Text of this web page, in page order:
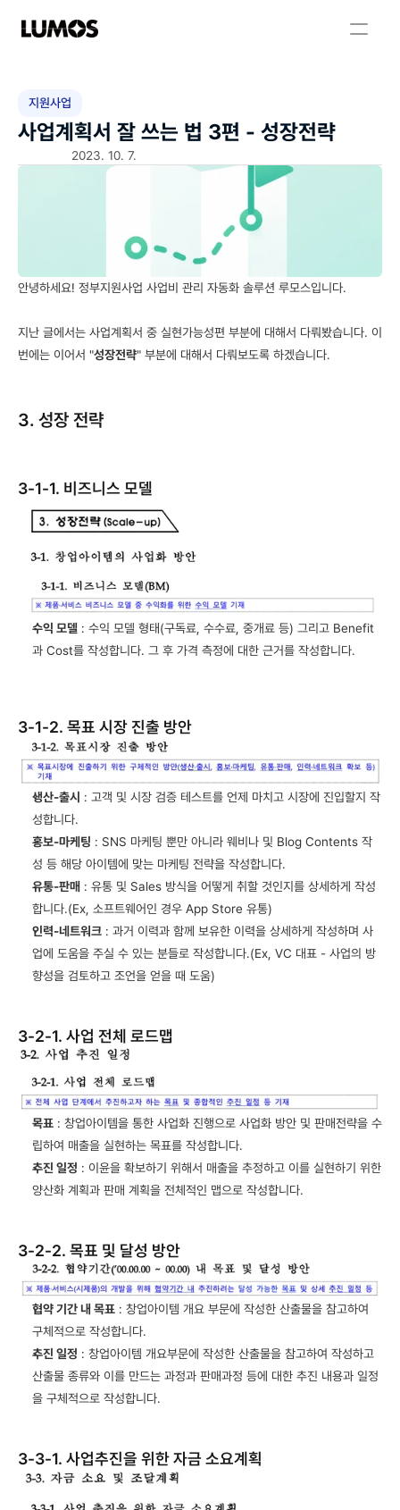
지원사업
사업계획서 잘 쓰는 법 3편 - 성장전략
2023. 10. 7.
안녕하세요! 정부지원사업 사업비 관리 자동화 솔루션 루모스입니다.
지난 글에서는 사업계획서 중 실현가능성편 부분에 대해서 다뤄봤습니다. 이
번에는 이어서 "성장전략" 부분에 대해서 다뤄보도록 하겠습니다.
3. 성장 전략
3-1-1. 비즈니스 모델
수익 모델 : 수익 모델 형태(구독료, 수수료, 중개료 등) 그리고 Benefit
과 Cost를 작성합니다. 그 후 가격 측정에 대한 근거를 작성합니다.
3-1-2. 목표 시장 진출 방안
생산-출시 : 고객 및 시장 검증 테스트를 언제 마치고 시장에 진입할지 작
성합니다.
홍보-마케팅 : SNS 마케팅 뿐만 아니라 웨비나 및 Blog Contents 작
성 등 해당 아이템에 맞는 마케팅 전략을 작성합니다.
유통-판매 : 유통 및 Sales 방식을 어떻게 취할 것인지를 상세하게 작성
합니다.(Ex, 소프트웨어인 경우 App Store 유통)
인력-네트워크 : 과거 이력과 함께 보유한 이력을 상세하게 작성하며 사
업에 도움을 주실 수 있는 분들로 작성합니다.(Ex, VC 대표 - 사업의 방
향성을 검토하고 조언을 얻을 때 도움)
3-2-1. 사업 전체 로드맵
목표 : 창업아이템을 통한 사업화 진행으로 사업화 방안 및 판매전략을 수
립하여 매출을 실현하는 목표를 작성합니다.
추진 일정 : 이윤을 확보하기 위해서 매출을 추정하고 이를 실현하기 위한
양산화 계획과 판매 계획을 전체적인 맵으로 작성합니다.
3-2-2. 목표 및 달성 방안
협약 기간 내 목표 : 창업아이템 개요 부문에 작성한 산출물을 참고하여
구체적으로 작성합니다.
추진 일정 : 창업아이템 개요부문에 작성한 산출물을 참고하여 작성하고
산출물 종류와 이를 만드는 과정과 판매과정 등에 대한 추진 내용과 일정
을 구체적으로 작성합니다.
3-3-1. 사업추진을 위한 자금 소요계획